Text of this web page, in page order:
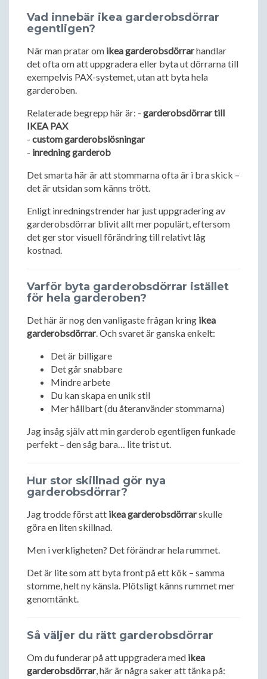
Vad innebär ikea garderobsdörrar
egentligen?
När man pratar om ikea garderobsdörrarhandlar
det ofta om att uppgradera eller byta ut dörrarna till
exempelvis PAX-systemet, utan att byta hela
garderoben.
Relaterade begrepp här är: - garderobsdörrar till
IKEA PAX
- custom garderobslösningar
- inredning garderob
Det smarta här är att stommarna ofta är i bra skick –
det är utsidan som känns trött.
Enligt inredningstrender har just uppgradering av
garderobsdörrar blivit allt mer populärt, eftersom
det ger stor visuell förändring till relativt låg
kostnad.
Varför byta garderobsdörrar istället
för hela garderoben?
Det här är nog den vanligaste frågan kring ikea
garderobsdörrar. Och svaret är ganska enkelt:
Det är billigare
Det går snabbare
Mindre arbete
Du kan skapa en unik stil
Mer hållbart (du återanvänder stommarna)
Jag insåg själv att min garderob egentligen funkade
perfekt – den såg bara… lite trist ut.
Hur stor skillnad gör nya
garderobsdörrar?
Jag trodde först att ikea garderobsdörrarskulle
göra en liten skillnad.
Men i verkligheten? Det förändrar hela rummet.
Det är lite som att byta front på ett kök – samma
stomme, helt ny känsla. Plötsligt känns rummet mer
genomtänkt.
Så väljer du rätt garderobsdörrar
Om du funderar på att uppgradera med ikea
garderobsdörrar, här är några saker att tänka på: